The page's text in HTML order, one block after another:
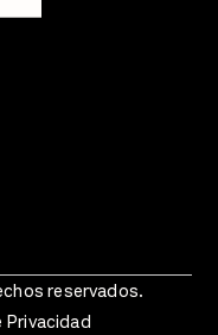
reservados.
Privacidad